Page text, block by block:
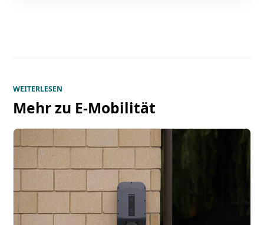
WEITERLESEN
Mehr zu E-Mobilität